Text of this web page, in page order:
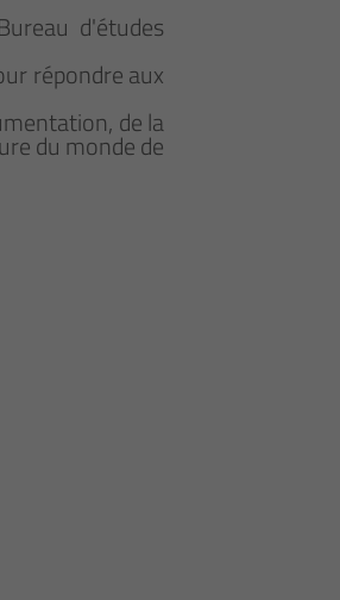
d'études
répondre aux
de la
du monde de